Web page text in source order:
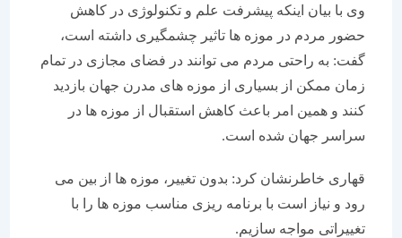
وی با بیان اینكه پیشرفت علم و تكنولوژی در كاهش
حضور مردم در موزه ها تاثیر چشمگیری داشته است،
گفت: به راحتی مردم می توانند در فضای مجازی در تمام
زمان ممكن از بسیاری از موزه های مدرن جهان بازدید
كنند و همین امر باعث كاهش استقبال از موزه ها در
سراسر جهان شده است.
قهاری خاطرنشان كرد: بدون تغییر، موزه ها از بین می
رود و نیاز است با برنامه ریزی مناسب موزه ها را با
تغییراتی مواجه سازیم.